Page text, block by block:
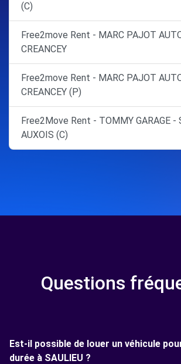
(C)
Free2move Rent - MARC PAJOT
CREANCEY
Free2move Rent - MARC PAJOT
CREANCEY (P)
Free2Move Rent - TOMMY GARAGE -
AUXOIS (C)
Questions
Est-il possible de louer un véhicule
durée à SAULIEU ?